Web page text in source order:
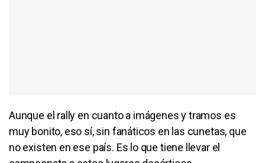
Aunque el rally en cuanto a imágenes y tramos es
muy bonito, eso sí, sin fanáticos en las cunetas, que
no existen en ese país. Es lo que tiene llevar el